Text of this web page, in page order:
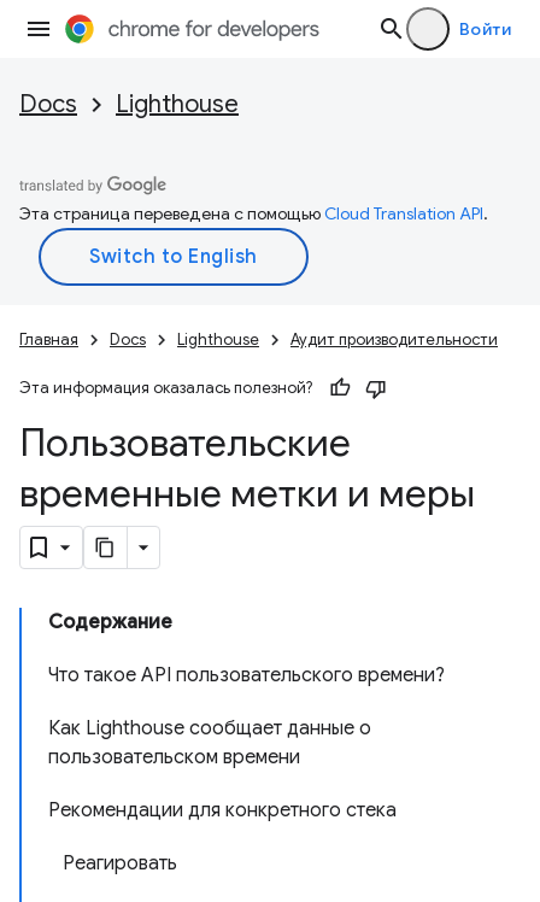
Войти
Docs Lighthouse
Эта страница переведена с помощьюCloud Translation API.
Главная Docs Lighthouse Аудит производительности
Эта информация оказалась полезной?
Пользовательские
временные метки и меры
Содержание
Что такое API пользовательского времени?
Как Lighthouse сообщает данные о
пользовательском времени
Рекомендации для конкретного стека
Реагировать